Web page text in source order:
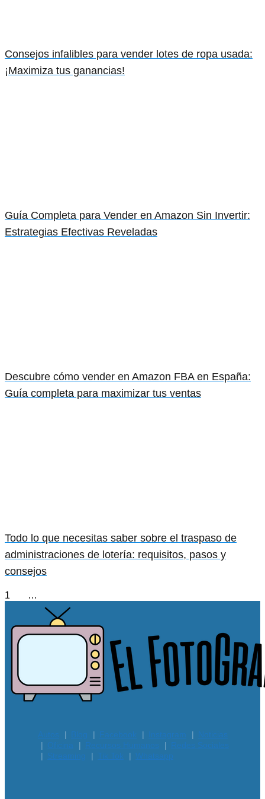
Consejos infalibles para vender lotes de ropa usada:
¡Maximiza tus ganancias!
Guía Completa para Vender en Amazon Sin Invertir:
Estrategias Efectivas Reveladas
Descubre cómo vender en Amazon FBA en España:
Guía completa para maximizar tus ventas
Todo lo que necesitas saber sobre el traspaso de
administraciones de lotería: requisitos, pasos y
consejos
1 …
Autos Blog Facebook Instagram
Noticias
Oficina
Recursos Humanos
Redes Sociales
Streaming
Tik Tok Whatsapp